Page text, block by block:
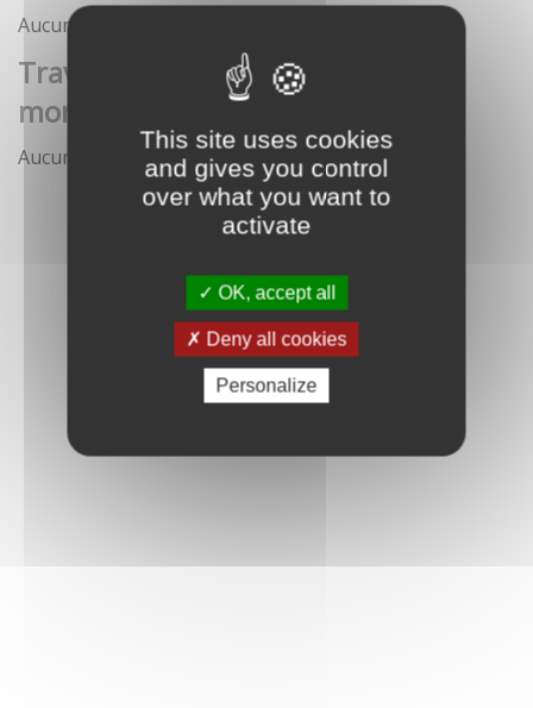
This site uses cookies
and gives you control
over what you want to
activate
OK, accept all
Deny all cookies
Personalize
Aucune démarche pour le moment
Travaux et interventions sur
monument historique
Aucune démarche pour le moment